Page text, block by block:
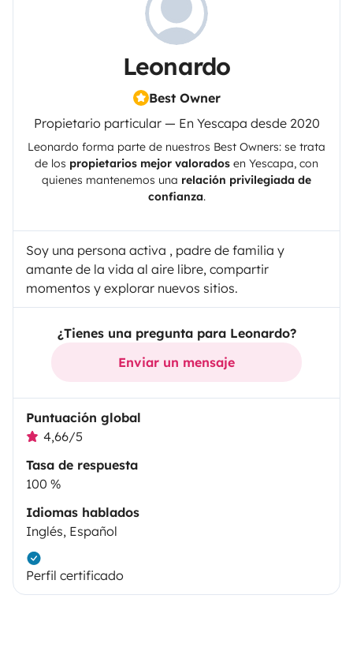
Leonardo
Best Owner
Propietario particular — En Yescapa desde 2020
Leonardo forma parte de nuestros Best Owners: se trata
de los propietarios mejor valorados en Yescapa, con
quienes mantenemos una relación privilegiada de
confianza.
Soy una persona activa , padre de familia y
amante de la vida al aire libre, compartir
momentos y explorar nuevos sitios.
¿Tienes una pregunta para Leonardo?
Enviar un mensaje
Puntuación global
4,66/5
Tasa de respuesta
100 %
Idiomas hablados
Inglés, Español
Perfil certificado